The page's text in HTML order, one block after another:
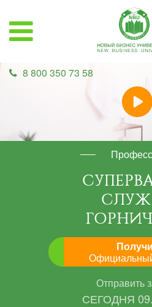
8 800 350 73 58
Отправить
СЕГОДНЯ